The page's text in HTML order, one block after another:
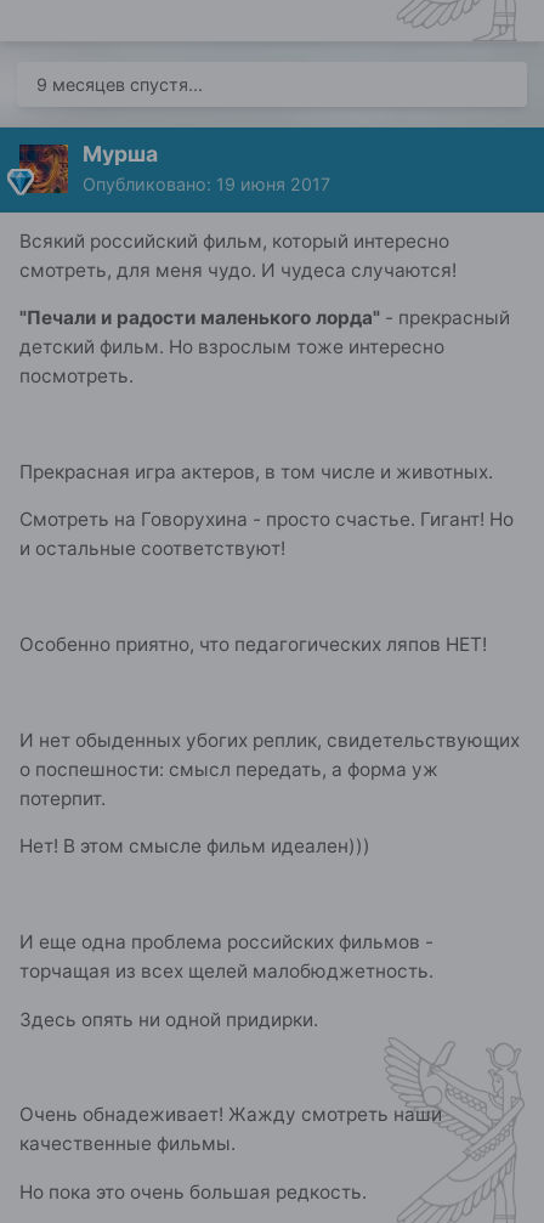
9 месяцев спустя...
Мурша
Опубликовано: 19 июня 2017
Всякий российский фильм, который интересно
смотреть, для меня чудо. И чудеса случаются!
"Печали и радости маленького лорда" - прекрасный
детский фильм. Но взрослым тоже интересно
посмотреть.
Прекрасная игра актеров, в том числе и животных.
Смотреть на Говорухина - просто счастье. Гигант! Но
и остальные соответствуют!
Особенно приятно, что педагогических ляпов НЕТ!
И нет обыденных убогих реплик, свидетельствующих
о поспешности: смысл передать, а форма уж
потерпит.
Нет! В этом смысле фильм идеален)))
И еще одна проблема российских фильмов -
торчащая из всех щелей малобюджетность.
Здесь опять ни одной придирки.
Очень обнадеживает! Жажду смотреть наши
качественные фильмы.
Но пока это очень большая редкость.